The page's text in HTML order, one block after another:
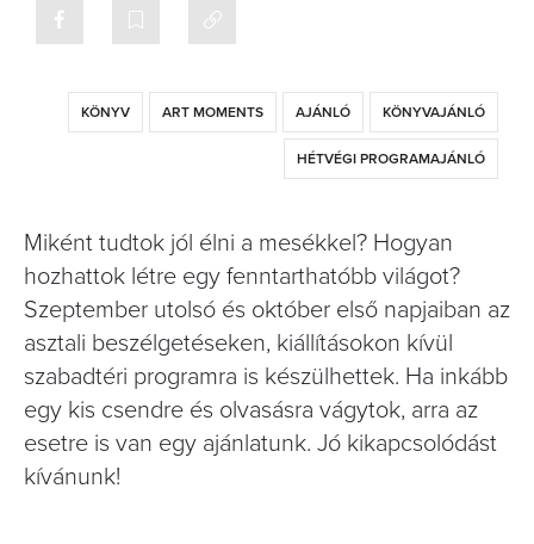
KÖNYV ART MOMENTS AJÁNLÓ KÖNYVAJÁNLÓ
HÉTVÉGI PROGRAMAJÁNLÓ
Miként tudtok jól élni a mesékkel? Hogyan
hozhattok létre egy fenntarthatóbb világot?
Szeptember utolsó és október első napjaiban az
asztali beszélgetéseken, kiállításokon kívül
szabadtéri programra is készülhettek. Ha inkább
egy kis csendre és olvasásra vágytok, arra az
esetre is van egy ajánlatunk. Jó kikapcsolódást
kívánunk!